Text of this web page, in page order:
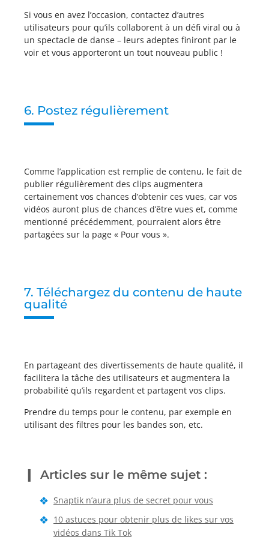
Si vous en avez l’occasion, contactez d’autres
utilisateurs pour qu’ils collaborent à un défi viral ou à
un spectacle de danse – leurs adeptes finiront par le
voir et vous apporteront un tout nouveau public !
6. Postez régulièrement
Comme l’application est remplie de contenu, le fait de
publier régulièrement des clips augmentera
certainement vos chances d’obtenir ces vues, car vos
vidéos auront plus de chances d’être vues et, comme
mentionné précédemment, pourraient alors être
partagées sur la page « Pour vous ».
7. Téléchargez du contenu de haute
qualité
En partageant des divertissements de haute qualité, il
facilitera la tâche des utilisateurs et augmentera la
probabilité qu’ils regardent et partagent vos clips.
Prendre du temps pour le contenu, par exemple en
utilisant des filtres pour les bandes son, etc.
Articles sur le même sujet :
Snaptik n’aura plus de secret pour vous
10 astuces pour obtenir plus de likes sur vos
vidéos dans Tik Tok